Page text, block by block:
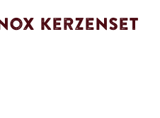
Kerzenset